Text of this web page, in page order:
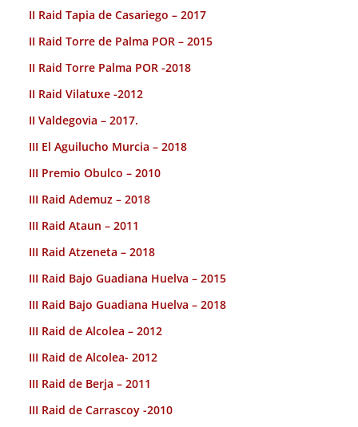
II Raid Tapia de Casariego – 2017
II Raid Torre de Palma POR – 2015
II Raid Torre Palma POR -2018
II Raid Vilatuxe -2012
II Valdegovia – 2017.
III El Aguilucho Murcia – 2018
III Premio Obulco – 2010
III Raid Ademuz – 2018
III Raid Ataun – 2011
III Raid Atzeneta – 2018
III Raid Bajo Guadiana Huelva – 2015
III Raid Bajo Guadiana Huelva – 2018
III Raid de Alcolea – 2012
III Raid de Alcolea- 2012
III Raid de Berja – 2011
III Raid de Carrascoy -2010